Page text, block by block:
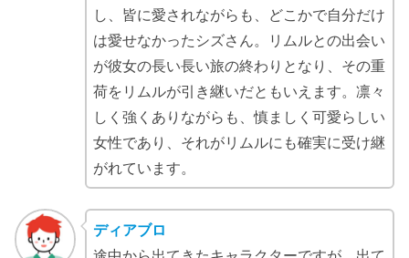
し、皆に愛されながらも、どこかで自分だけ
は愛せなかったシズさん。リムルとの出会い
が彼女の長い長い旅の終わりとなり、その重
荷をリムルが引き継いだともいえます。凛々
しく強くありながらも、慎ましく可愛らしい
女性であり、それがリムルにも確実に受け継
がれています。
ディアブロ